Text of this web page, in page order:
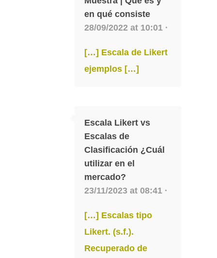
en qué consiste
28/09/2022 at 10:01 ·
[…] Escala de Likert
ejemplos […]
Escala Likert vs
Escalas de
Clasificación ¿Cuál
utilizar en el
mercado?
23/11/2023 at 08:41 ·
[…] Escalas tipo
Likert. (s.f.).
Recuperado de